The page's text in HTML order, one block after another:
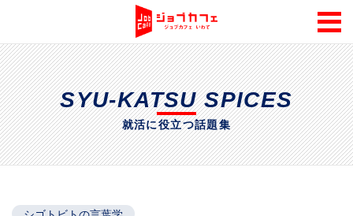
SYU-KATSU SPICES
就活に役立つ話題集